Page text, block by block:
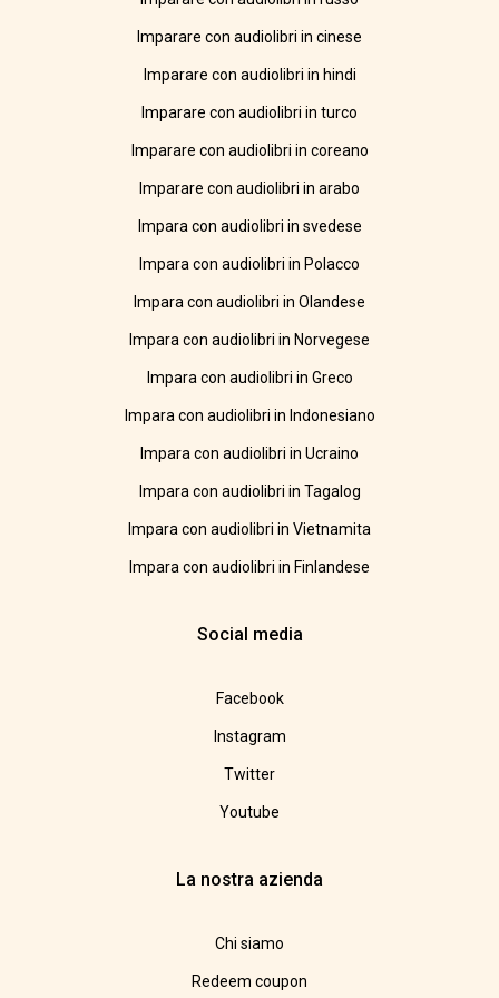
Imparare con audiolibri in cinese
Imparare con audiolibri in hindi
Imparare con audiolibri in turco
Imparare con audiolibri in coreano
Imparare con audiolibri in arabo
Impara con audiolibri in svedese
Impara con audiolibri in Polacco
Impara con audiolibri in Olandese
Impara con audiolibri in Norvegese
Impara con audiolibri in Greco
Impara con audiolibri in Indonesiano
Impara con audiolibri in Ucraino
Impara con audiolibri in Tagalog
Impara con audiolibri in Vietnamita
Impara con audiolibri in Finlandese
Social media
Facebook
Instagram
Twitter
Youtube
La nostra azienda
Chi siamo
Redeem coupon